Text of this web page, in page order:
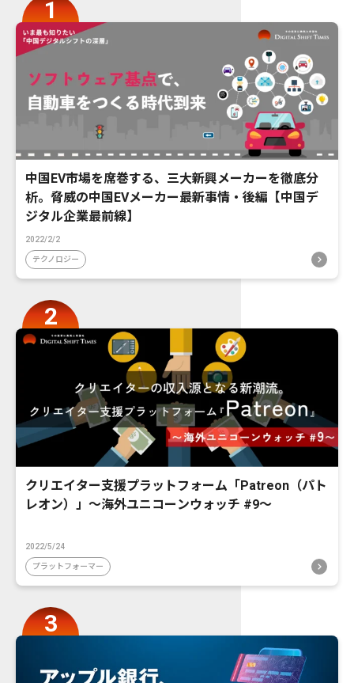
中国EV市場を席巻する、三大新興メーカーを徹底分
析。脅威の中国EVメーカー最新事情・後編【中国デ
ジタル企業最前線】
2022/2/2
テクノロジー
クリエイター支援プラットフォーム「Patreon（パト
レオン）」〜海外ユニコーンウォッチ #9〜
2022/5/24
プラットフォーマー